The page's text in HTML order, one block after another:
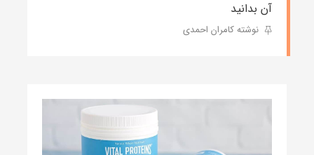
آن بدانید
نوشته کامران احمدی